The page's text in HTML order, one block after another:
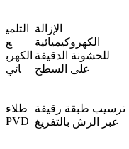
التلمي
ع
الكهرب
ائي
الإزالة
الكهروكيميائية
للخشونة الدقيقة
على السطح
طلاء
PVD
ترسيب طبقة رقيقة
عبر الرش بالتفريغ